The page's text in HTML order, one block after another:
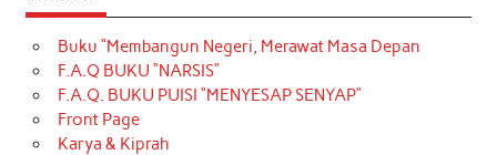
Buku “Membangun Negeri, Merawat Masa Depan
F.A.Q BUKU “NARSIS”
F.A.Q. BUKU PUISI “MENYESAP SENYAP”
Front Page
Karya & Kiprah